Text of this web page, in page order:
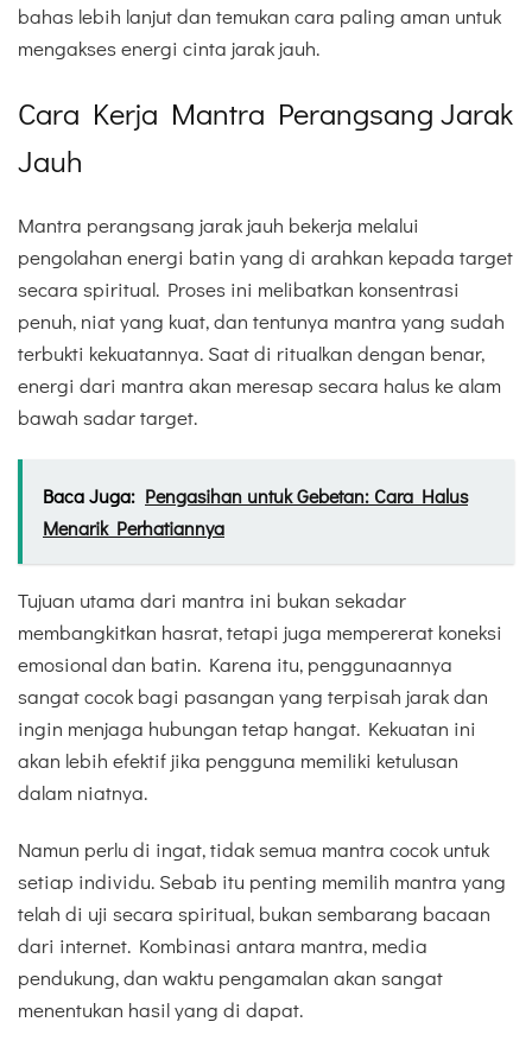
bahas lebih lanjut dan temukan cara paling aman untuk
mengakses energi cinta jarak jauh.
Cara Kerja Mantra Perangsang Jarak
Jauh
Mantra perangsang jarak jauh bekerja melalui
pengolahan energi batin yang di arahkan kepada target
secara spiritual. Proses ini melibatkan konsentrasi
penuh, niat yang kuat, dan tentunya mantra yang sudah
terbukti kekuatannya. Saat di ritualkan dengan benar,
energi dari mantra akan meresap secara halus ke alam
bawah sadar target.
Baca Juga: Pengasihan untuk Gebetan: Cara Halus
Menarik Perhatiannya
Tujuan utama dari mantra ini bukan sekadar
membangkitkan hasrat, tetapi juga mempererat koneksi
emosional dan batin. Karena itu, penggunaannya
sangat cocok bagi pasangan yang terpisah jarak dan
ingin menjaga hubungan tetap hangat. Kekuatan ini
akan lebih efektif jika pengguna memiliki ketulusan
dalam niatnya.
Namun perlu di ingat, tidak semua mantra cocok untuk
setiap individu. Sebab itu penting memilih mantra yang
telah di uji secara spiritual, bukan sembarang bacaan
dari internet. Kombinasi antara mantra, media
pendukung, dan waktu pengamalan akan sangat
menentukan hasil yang di dapat.